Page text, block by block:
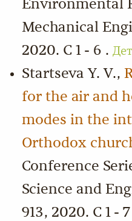
Environmental
Mechanical
2020. С 1 - 6 .
Startseva Y. V.,
for the air and
modes in the
Orthodox
Conference
Science and
913, 2020. С 1 - 7